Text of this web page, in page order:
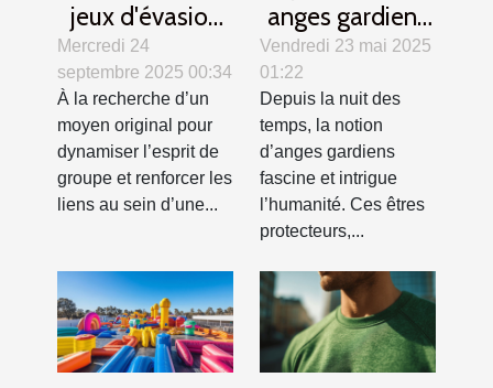
jeux d'évasion
renforcent la
cohésion
d'équipe ?
Mercredi 24
septembre 2025 00:34
À la recherche d’un
moyen original pour
dynamiser l’esprit de
groupe et renforcer les
liens au sein d’une...
anges gardiens
dans différentes
cultures et
traditions
Vendredi 23 mai 2025
01:22
Depuis la nuit des
temps, la notion
d’anges gardiens
fascine et intrigue
l’humanité. Ces êtres
protecteurs,...